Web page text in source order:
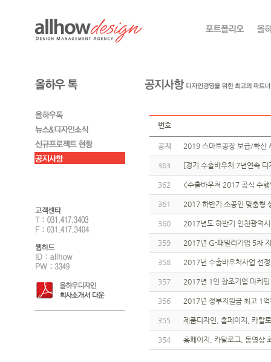
번호
공지 2019 스마트공장 보급/확
363 [경기 수출바우처 7년연속
362 <수출바우처 2017 공식 수
361 2017 하반기 소공인 맞춤형
360 2017년도 하반기 인천광역
359 2017년 G-패밀리기업 5차
358 2017년 수출바우처사업 선
357 2017년 1인 창조기업 마케
356 2017년 정부지원금 최고 1
355 제품디자인, 홈페이지, 카
354 홈페이지, 카탈로그, 동영